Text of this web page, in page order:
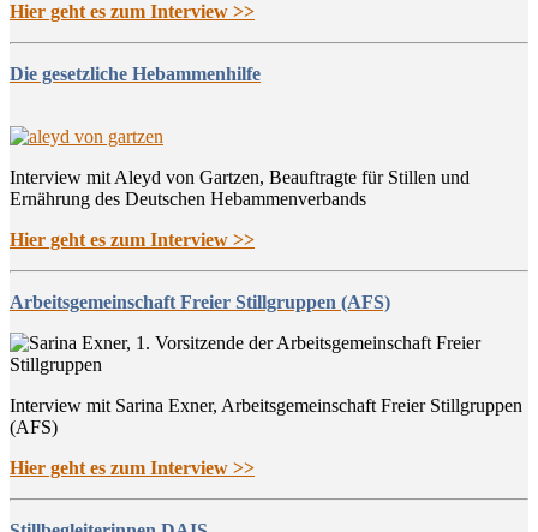
Hier geht es zum Interview >>
Die gesetzliche Hebammenhilfe
Interview mit Aleyd von Gartzen, Beauftragte für Stillen und
Ernährung des Deutschen Hebammenverbands
Hier geht es zum Interview >>
Arbeitsgemeinschaft Freier Stillgruppen (AFS)
Interview mit Sarina Exner, Arbeitsgemeinschaft Freier Stillgruppen
(AFS)
Hier geht es zum Interview >>